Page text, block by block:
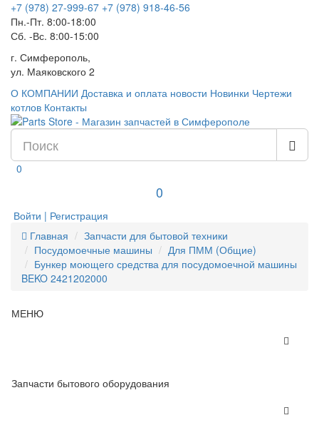
+7 (978) 27-999-67 +7 (978) 918-46-56
Пн.-Пт. 8:00-18:00
Сб. -Вс. 8:00-15:00
г. Симферополь,
ул. Маяковского 2
О КОМПАНИИ Доставка и оплата новости Новинки Чертежи
котлов Контакты
0
0
Войти | Регистрация
Главная
Запчасти для бытовой техники
Посудомоечные машины
Для ПММ (Общие)
Бункер моющего средства для посудомоечной машины
BEKO 2421202000
МЕНЮ
Запчасти бытового оборудования